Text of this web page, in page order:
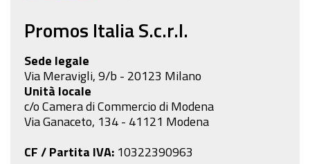
Promos Italia S.c.r.l.
Sede legale
Via Meravigli, 9/b - 20123 Milano
Unità locale
c/o Camera di Commercio di Modena
Via Ganaceto, 134 - 41121 Modena
CF / Partita IVA: 10322390963